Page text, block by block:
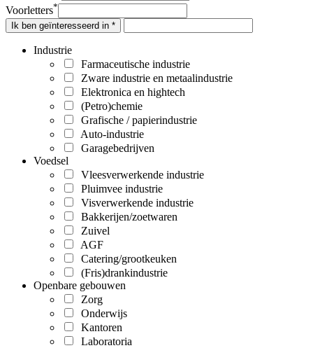
Voorletters*
Ik ben geïnteresseerd in *
Industrie
Farmaceutische industrie
Zware industrie en metaalindustrie
Elektronica en hightech
(Petro)chemie
Grafische / papierindustrie
Auto-industrie
Garagebedrijven
Voedsel
Vleesverwerkende industrie
Pluimvee industrie
Visverwerkende industrie
Bakkerijen/zoetwaren
Zuivel
AGF
Catering/grootkeuken
(Fris)drankindustrie
Openbare gebouwen
Zorg
Onderwijs
Kantoren
Laboratoria